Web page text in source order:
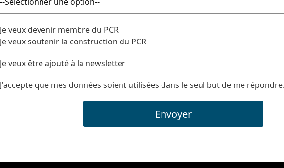
Je veux devenir membre du PCR
Je veux soutenir la construction du PCR
Je veux être ajouté à la newsletter
J'accepte que mes données soient utilisées dans le seul but de me
Envoyer